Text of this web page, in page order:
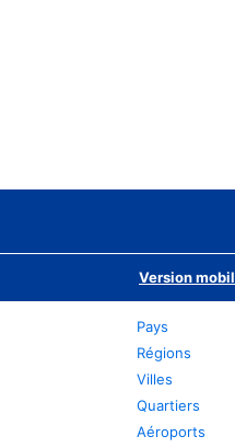
Version
Pays
Régions
Villes
Quartiers
Aéroports